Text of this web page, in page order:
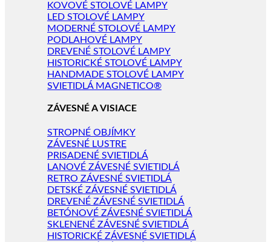
KOVOVÉ STOLOVÉ LAMPY
LED STOLOVÉ LAMPY
MODERNÉ STOLOVÉ LAMPY
PODLAHOVÉ LAMPY
DREVENÉ STOLOVÉ LAMPY
HISTORICKÉ STOLOVÉ LAMPY
HANDMADE STOLOVÉ LAMPY
SVIETIDLÁ MAGNETICO®
ZÁVESNÉ A VISIACE
STROPNÉ OBJÍMKY
ZÁVESNÉ LUSTRE
PRISADENÉ SVIETIDLÁ
LANOVÉ ZÁVESNÉ SVIETIDLÁ
RETRO ZÁVESNÉ SVIETIDLÁ
DETSKÉ ZÁVESNÉ SVIETIDLÁ
DREVENÉ ZÁVESNÉ SVIETIDLÁ
BETÓNOVÉ ZÁVESNÉ SVIETIDLÁ
SKLENENÉ ZÁVESNÉ SVIETIDLÁ
HISTORICKÉ ZÁVESNÉ SVIETIDLÁ